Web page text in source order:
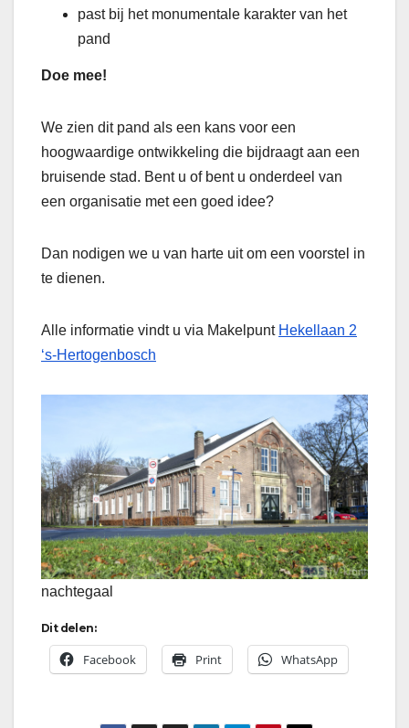
past bij het monumentale karakter van het
pand
Doe mee!
We zien dit pand als een kans voor een
hoogwaardige ontwikkeling die bijdraagt aan een
bruisende stad. Bent u of bent u onderdeel van
een organisatie met een goed idee?
Dan nodigen we u van harte uit om een voorstel in
te dienen.
Alle informatie vindt u via Makelpunt Hekellaan 2
‘s-Hertogenbosch
nachtegaal
Dit delen:
Facebook Print WhatsApp